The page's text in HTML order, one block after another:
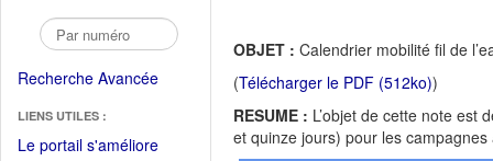
Recherche Avancée
LIENS UTILES :
Le portail s'améliore(Fichier
OBJET : Calendrier mobilité fil de
(Télécharger le PDF (512ko))
RESUME : L’objet de cette note est
et quinze jours) pour les